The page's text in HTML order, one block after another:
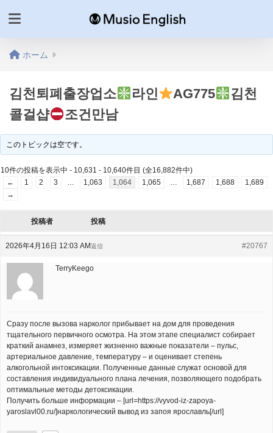
ホーム
김천퇴폐출장업소 라인 AG775
김천
콜걸샵
조건만남
このトピックは空です。
10件の投稿を表示中 - 10,631 - 10,640件目 (全16,882件中)
←
1 2 3 … 1,063 1,064 1,065 … 1,687 1,688
1,689
→
投稿者 投稿
2026年4月16日 12:03 AM #20767
返信
TerryKeego
Сразу после вызова нарколог прибывает на дом для проведения
тщательного первичного осмотра. На этом этапе специалист собирает
краткий анамнез, измеряет жизненно важные показатели – пульс,
артериальное давление, температуру – и оценивает степень
алкогольной интоксикации. Полученные данные служат основой для
составления индивидуального плана лечения, позволяющего подобрать
оптимальные методы детоксикации.
Получить больше информации – [url=https://vyvod-iz-zapoya-
yaroslavl00.ru/]наркологический вывод из запоя ярославль[/url]